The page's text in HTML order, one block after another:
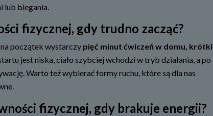
lub biegania.
fizycznej, gdy trudno zacząć?
początek wystarczy pięć minut ćwiczeń w domu, krótki
jest niska, ciało szybciej wchodzi w tryb działania, a po
Warto też wybierać formy ruchu, które są dla nas
fizycznej, gdy brakuje energii?